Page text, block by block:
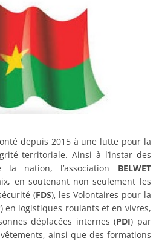
depuis 2015 à une lutte pour la
territoriale. Ainsi à l’instar des
nation, l’association BELWET
en soutenant non seulement les
(FDS), les Volontaires pour la
) en logistiques roulants et en vivres,
déplacées internes (PDI) par
ainsi que des formations